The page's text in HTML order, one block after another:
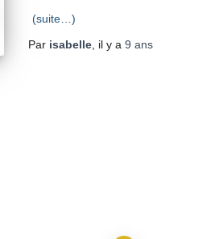
(suite…)
Par isabelle, il y a 9 ans